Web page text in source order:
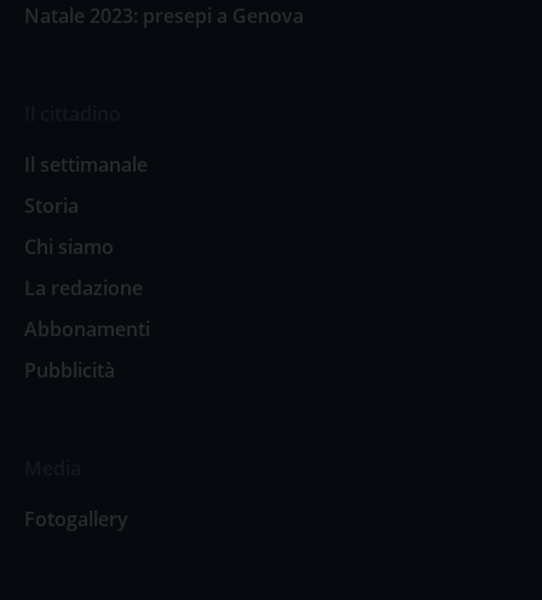
Natale 2023: presepi a Genova
Il settimanale
Storia
Chi siamo
La redazione
Abbonamenti
Pubblicità
Fotogallery